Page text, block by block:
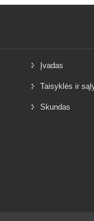
Įvadas
Taisyklės ir
Skundas